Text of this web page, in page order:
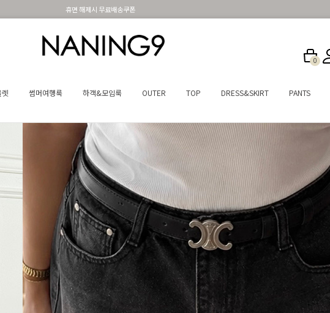
휴면 해제시 무료배송쿠폰
0
렛 썸머여행룩 하객&모임룩 OUTER TOP DRESS&SKIRT PANTS